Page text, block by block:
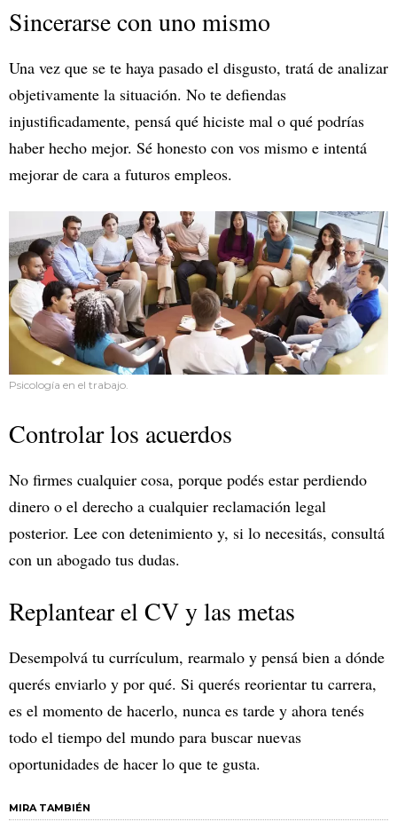
Sincerarse con uno mismo
Una vez que se te haya pasado el disgusto, tratá de analizar
objetivamente la situación. No te defiendas
injustificadamente, pensá qué hiciste mal o qué podrías
haber hecho mejor. Sé honesto con vos mismo e intentá
mejorar de cara a futuros empleos.
Psicología en el trabajo.
Controlar los acuerdos
No firmes cualquier cosa, porque podés estar perdiendo
dinero o el derecho a cualquier reclamación legal
posterior. Lee con detenimiento y, si lo necesitás, consultá
con un abogado tus dudas.
Replantear el CV y las metas
Desempolvá tu currículum, rearmalo y pensá bien a dónde
querés enviarlo y por qué. Si querés reorientar tu carrera,
es el momento de hacerlo, nunca es tarde y ahora tenés
todo el tiempo del mundo para buscar nuevas
oportunidades de hacer lo que te gusta.
MIRA TAMBIÉN